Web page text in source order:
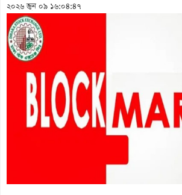
২০২৬ জুন ০৯ ১৬:০৪:৪৭